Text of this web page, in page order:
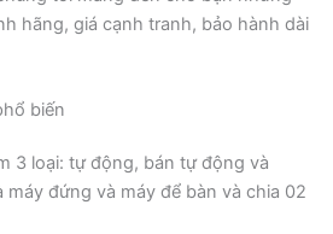
hãng, giá cạnh tranh, bảo hành dài
biến
3 loại: tự động, bán tự động và
máy đứng và máy để bàn và chia 02